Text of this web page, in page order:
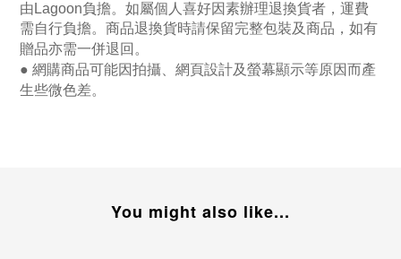
由Lagoon負擔。如屬個人喜好因素辦理退換貨者，運費
需自行負擔。商品退換貨時請保留完整包裝及商品，如有
贈品亦需一併退回。
● 網購商品可能因拍攝、網頁設計及螢幕顯示等原因而產
生些微色差。
You might also like...